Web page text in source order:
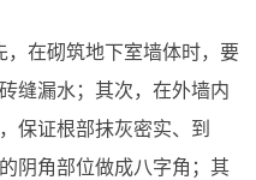
，在砌筑地下室墙体时，要
缝漏水；其次，在外墙内
保证根部抹灰密实、到
阴角部位做成八字角；其